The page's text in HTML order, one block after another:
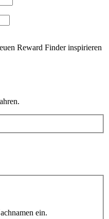
Reward Finder inspirieren
ein.